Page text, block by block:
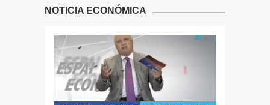
NOTICIA ECONÓMICA